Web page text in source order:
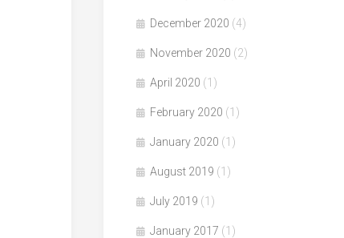
December 2020 (4)
November 2020 (2)
April 2020 (1)
February 2020 (1)
January 2020 (1)
August 2019 (1)
July 2019 (1)
January 2017 (1)